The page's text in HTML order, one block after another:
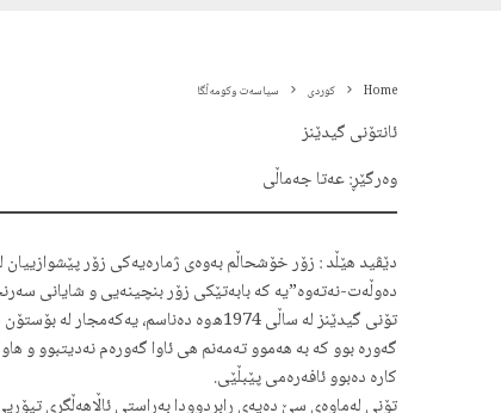
Home کوردی سیاسەت وکومەڵگا
ئانتۆنی گیدێنز
وەرگێڕ: عەتا جەماڵی
ده‌وڵه‌ت-نه‌ته‌وه‌‌”یه‌‌ كه‌‌ بابه‌‌تێكی زۆر بنچینه‌‌یی و شایانی
تۆنی گیدێنز له‌‌ ساڵی 1974ه‌وه‌
گه‌‌وره‌ بوو كه‌‌ به‌‌ هه‌موو ته‌‌مه‌‌نم هی ئاوا گه‌‌وره‌م نه‌‌دیتبوو و
كاره‌ ده‌بوو ئافه‌ره‌می پێبڵێی.
تۆنی له‌‌ماوه‌ی سێ ده‌یه‌‌ی رابردوودا به‌‌ڕاستی ئاڵاهه‌ڵگری